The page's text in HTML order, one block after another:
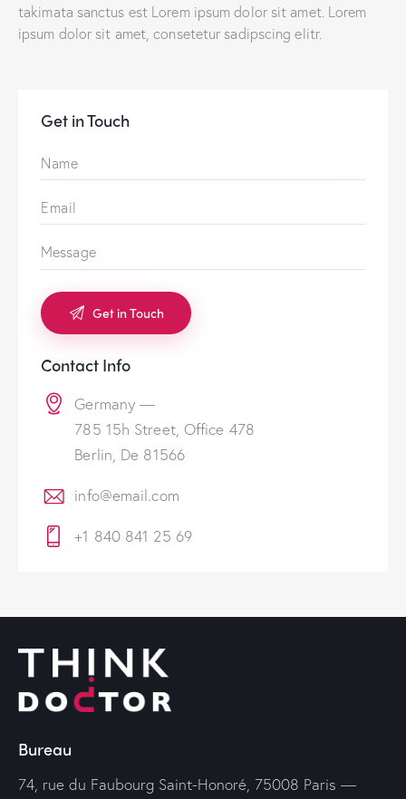
takimata sanctus est Lorem ipsum dolor sit amet. Lorem
ipsum dolor sit amet, consetetur sadipscing elitr.
Get in Touch
Contact Info
Germany —
785 15h Street, Office 478
Berlin, De 81566
info@email.com
+1 840 841 25 69
Bureau
74, rue du Faubourg Saint-Honoré, 75008 Paris —